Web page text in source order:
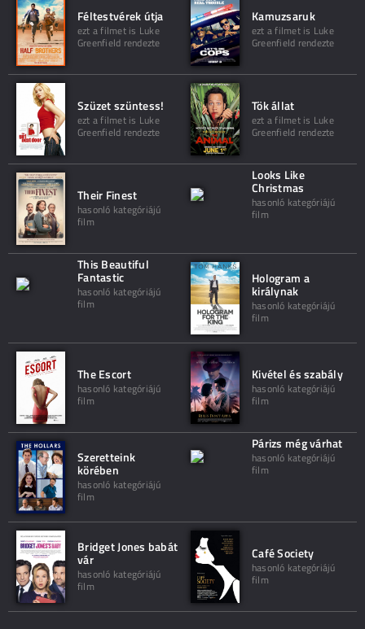
Féltestvérek útja
ezt a filmet is Luke
Greenfield rendezte
Kamuzsaruk
ezt a filmet is Luke
Greenfield rendezte
Szüzet szüntess!
ezt a filmet is Luke
Greenfield rendezte
Tök állat
ezt a filmet is Luke
Greenfield rendezte
Their Finest
hasonló kategóriájú
film
Looks Like
Christmas
hasonló kategóriájú
film
This Beautiful
Fantastic
hasonló kategóriájú
film
Hologram a
királynak
hasonló kategóriájú
film
The Escort
hasonló kategóriájú
film
Kivétel és szabály
hasonló kategóriájú
film
Szeretteink
körében
hasonló kategóriájú
film
Párizs még várhat
hasonló kategóriájú
film
Bridget Jones babát
vár
hasonló kategóriájú
film
Café Society
hasonló kategóriájú
film